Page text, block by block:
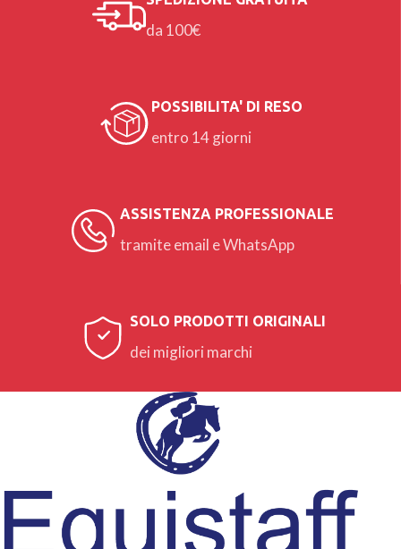
da 100€
POSSIBILITA' DI RESO
entro 14 giorni
ASSISTENZA PROFESSIONALE
tramite email e WhatsApp
SOLO PRODOTTI ORIGINALI
dei migliori marchi